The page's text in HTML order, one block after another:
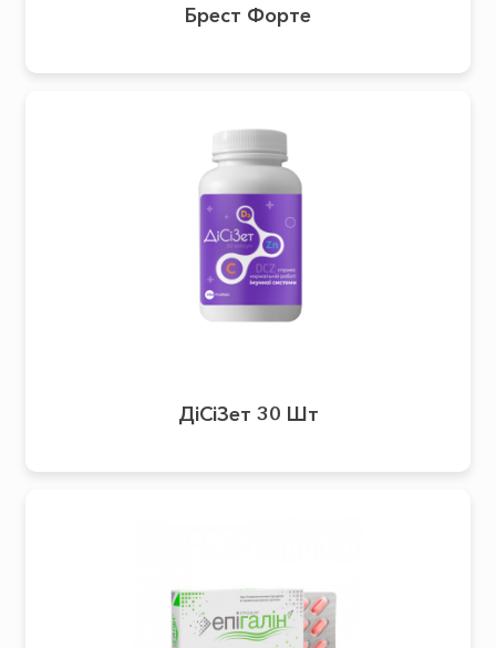
Брест Форте
ДіСіЗет 30 Шт